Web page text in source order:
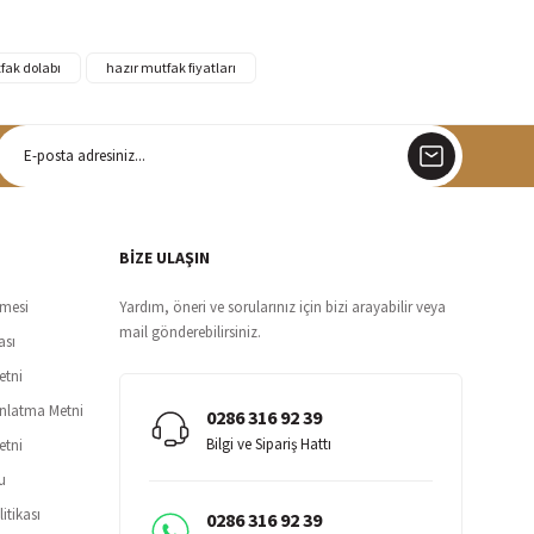
dolabı hazır mutfak fiyatları
Metni
BİZE ULAŞIN
Yardım, öneri ve sorularınız için bizi arayabilir veya
mail gönderebilirsiniz.
0286 316 92 39
Bilgi ve Sipariş Hattı
0286 316 92 39